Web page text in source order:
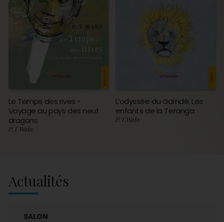
Le Temps des rives -
Voyage au pays des neuf
dragons
P.T.Waks
L’odyssée du Gaïndé. Les
enfants de la Teranga
P.T.Waks
Actualités
SALON